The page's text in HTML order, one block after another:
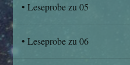
Leseprobe zu 05
Leseprobe zu 06